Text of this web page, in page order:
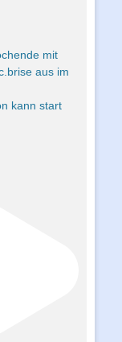
kann start